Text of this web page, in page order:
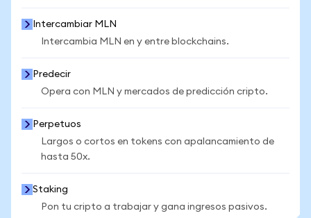
Intercambiar MLN
Intercambia MLN en y entre blockchains.
Predecir
Opera con MLN y mercados de predicción cripto.
Perpetuos
Largos o cortos en tokens con apalancamiento de
hasta 50x.
Staking
Pon tu cripto a trabajar y gana ingresos pasivos.